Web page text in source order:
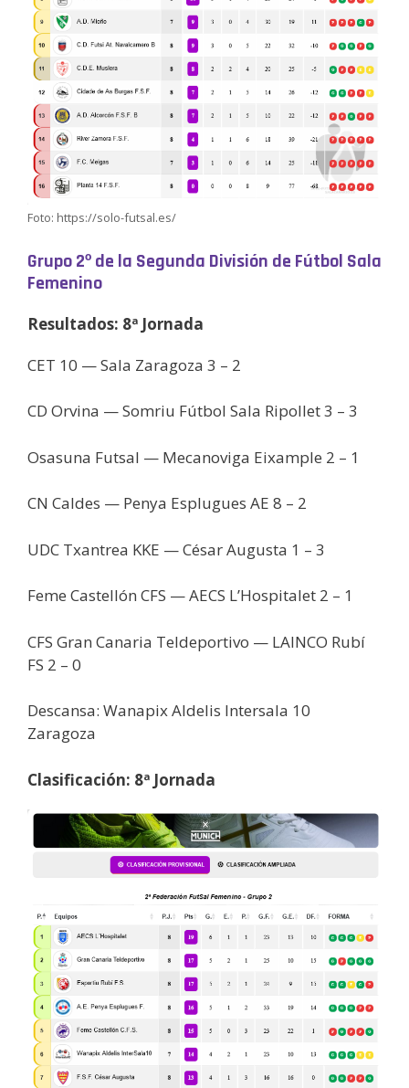
Foto: https://solo-futsal.es/
Grupo 2º de la Segunda División de Fútbol Sala
Femenino
Resultados: 8ª Jornada
CET 10 — Sala Zaragoza 3 – 2
CD Orvina — Somriu Fútbol Sala Ripollet 3 – 3
Osasuna Futsal — Mecanoviga Eixample 2 – 1
CN Caldes — Penya Esplugues AE 8 – 2
UDC Txantrea KKE — César Augusta 1 – 3
Feme Castellón CFS — AECS L’Hospitalet 2 – 1
CFS Gran Canaria Teldeportivo — LAINCO Rubí
FS 2 – 0
Descansa: Wanapix Aldelis Intersala 10
Zaragoza
Clasificación: 8ª Jornada